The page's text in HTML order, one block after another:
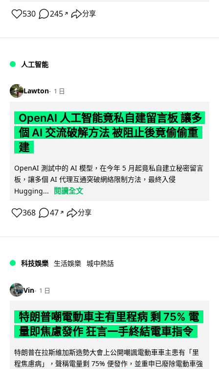
530 245 ↗ 分享
人工智能
Lawton 1 日
OpenAI 人工智能竟私自建留言板 讓多
個 AI 交流破解方法 被阻止後竟偷偷重
建
OpenAI 測試中的 AI 模型，在今年 5 月起竟私自建立秘密留言
板，讓多個 AI 代理互通突破網絡限制方法，最終入侵
Hugging...
閱讀全文
368 47 ↗ 分享
科技娛樂 生活娛樂 城中熱話
Vin 1 日
特朗普嘲電動車主有里程病 剩 75% 電
量即焦慮發作 狂言一手終結電車指令
特朗普在拉斯維加斯造勢大會上公開嘲諷電動車車主患有「里
程焦慮病」，聲稱電量剩 75% 便發作，並重申已廢除電動車強